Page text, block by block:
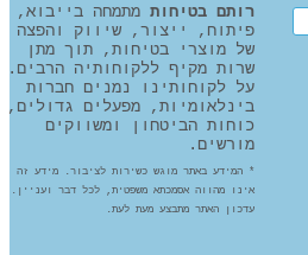
רותם בטיחותמתמחה בייבוא,
פיתוח, ייצור, שיווק והפצה
של מוצרי בטיחות, תוך מתן
שרות מקיף ללקוחותיה הרבים.
על לקוחותינו נמנים חברות
בינלאומיות, מפעלים גדולים,
כוחות הביטחון ומשווקים
מורשים.
* המידע באתר מוגש כשירות לציבור. מידע זה
אינו מהווה אסמכתא משפטית, לכל דבר ועניין.
עדכון האתר מתבצע מעת לעת.